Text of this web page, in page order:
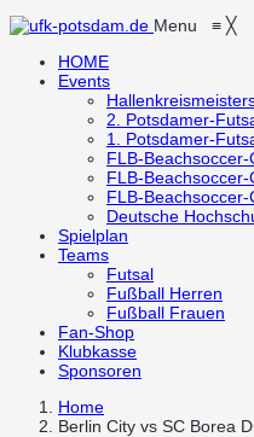
Menu ≡ ╳
HOME
Events
2. Potsdamer-
1. Potsdamer-
FLB-
FLB-
FLB-Beachsoccer-
Deutsche
Spielplan
Teams
Futsal
Fußball Herren
Fußball Frauen
Fan-Shop
Klubkasse
Sponsoren
Home
Berlin City vs SC Borea